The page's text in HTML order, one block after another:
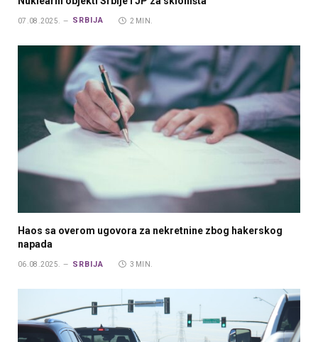
07.08.2025. SRBIJA 2 MIN.
Haos sa overom ugovora za nekretnine zbog hakerskog
napada
06.08.2025. SRBIJA 3 MIN.